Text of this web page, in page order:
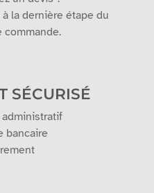
la dernière étape du
commande.
SÉCURISÉ
administratif
bancaire